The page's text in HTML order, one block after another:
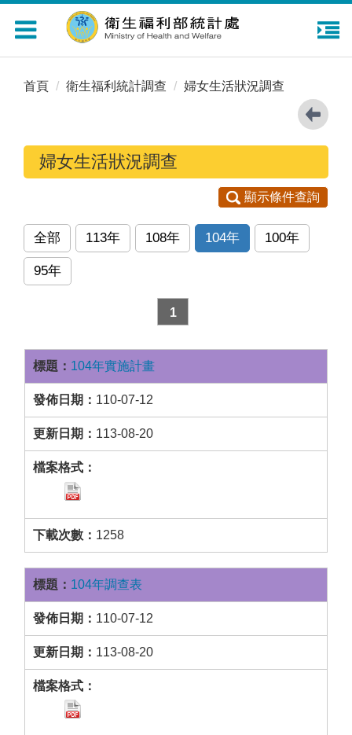
Toggle
navigation
首頁 衛生福利統計調查 婦女生活狀況調查
婦女生活狀況調查
顯示條件查詢
全部 113年 108年 104年 100年
95年
1
104年實施計畫
110-07-12
113-08-20
1258
104年調查表
110-07-12
113-08-20